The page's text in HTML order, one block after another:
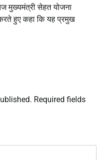
मुख्यमंत्री सेहत योजना
करते हुए कहा कि यह प्रमुख
Required fields